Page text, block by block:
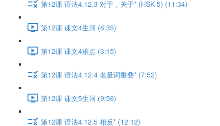
第12课 语法4.12.3 对于，关于* (HSK 5) (11:34)
第12课 课文4生词 (6:35)
第12课 课文4难点 (3:15)
第12课 语法4.12.4 名量词重叠* (7:52)
第12课 课文5生词 (9:56)
第12课 语法4.12.5 相反* (12:12)